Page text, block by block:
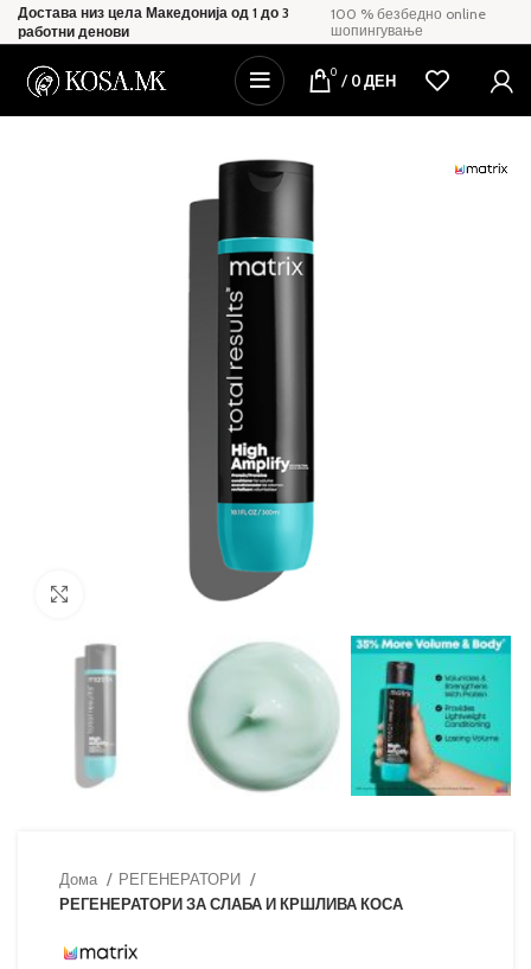
Достава низ цела Македонија од 1 до 3
работни денови
100 % безбедно online
шопингување
0 / 0ДЕН
Кликни за зголемување
Дома
РЕГЕНЕРАТОРИ
РЕГЕНЕРАТОРИ ЗА СЛАБА И КРШЛИВА КОСА